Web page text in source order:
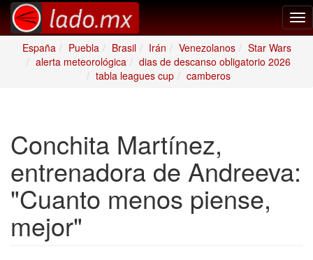
España
Puebla Brasil Irán Venezolanos
Star Wars
alerta meteorológica
dias de descanso obligatorio 2026
tabla leagues cup
camberos
Conchita Martínez,
entrenadora de Andreeva:
"Cuanto menos piense,
mejor"